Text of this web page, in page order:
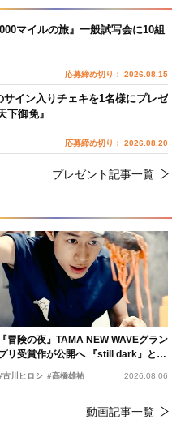
『冒険の夜』TAMA NEW WAVEグラン
リ受賞作が公開へ 『still dark』と同
時上映決定
古川ヒロシ #髙橋雄祐 2026.08.06
動画記事一覧
マイルの旅』一般試写会に10組
応募締め切り： 2026.08.15
サイン入りチェキを1名様にプレゼ
下御免』
応募締め切り： 2026.08.20
プレゼント記事一覧